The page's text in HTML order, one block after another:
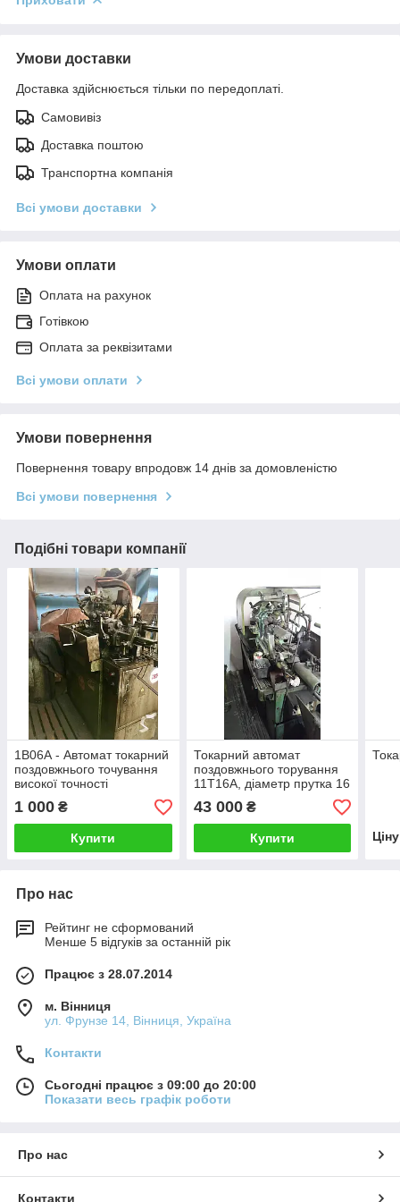
Умови доставки
Доставка здійснюється тільки по передоплаті.
Самовивіз
Доставка поштою
Транспортна компанія
Всі умови доставки
Умови оплати
Оплата на рахунок
Готівкою
Оплата за реквізитами
Всі умови оплати
Умови повернення
Повернення товару впродовж 14 днів за домовленістю
Всі умови повернення
Подібні товари компанії
1В06А - Автомат токарний
поздовжнього точування
високої точності
1 000 ₴
Купити
Токарний автомат
поздовжнього торування
11Т16А, діаметр прутка 16
мм
43 000₴
Купити
Про нас
Рейтинг не сформований
Менше 5 відгуків за останній рік
Працює з 28.07.2014
м. Вінниця
ул. Фрунзе 14, Вінниця, Україна
Контакти
Сьогодні працює з 09:00 до 20:00
Показати весь графік роботи
Про нас
Контакти